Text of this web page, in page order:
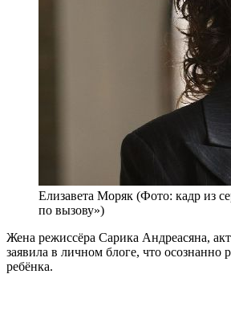
Елизавета Моряк (Фото: кадр из
по вызову»)
Жена режиссёра Сарика Андреасяна,
заявила в личном блоге, что осознанно
ребёнка.